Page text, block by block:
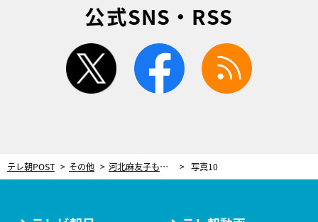
公式SNS・RSS
twitter facebook
テレ朝POST その他 河北麻友子も「使える」と絶賛！美容YouTuber・かじえりが教える“5分でできる時短ヘアメイク” 写真10